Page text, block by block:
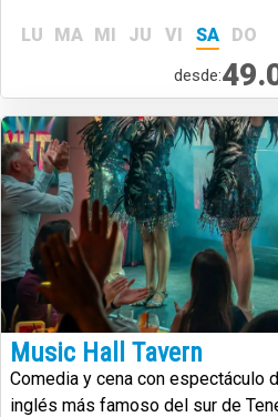
LU MA MI JU VI SA DO
desde:
Music Hall Tavern
Comedia y cena con espectáculo
inglés más famoso del sur de